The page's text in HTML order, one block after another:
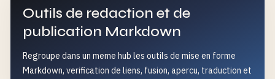
Outils de redaction et de
publication Markdown
Regroupe dans un meme hub les outils de mise en forme
Markdown, verification de liens, fusion, apercu, traduction et